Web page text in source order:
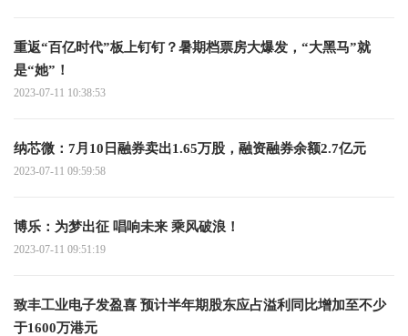
重返“百亿时代”板上钉钉？暑期档票房大爆发，“大黑马”就
是“她”！
2023-07-11 10:38:53
纳芯微：7月10日融券卖出1.65万股，融资融券余额2.7亿元
2023-07-11 09:59:58
博乐：为梦出征 唱响未来 乘风破浪！
2023-07-11 09:51:19
致丰工业电子发盈喜 预计半年期股东应占溢利同比增加至不少
于1600万港元